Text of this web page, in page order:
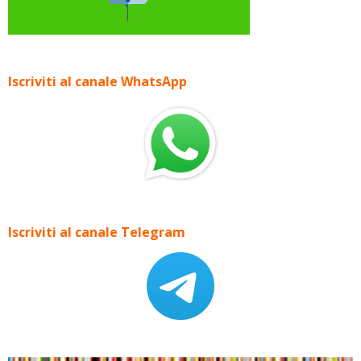
Iscriviti al canale WhatsApp
Iscriviti al canale Telegram